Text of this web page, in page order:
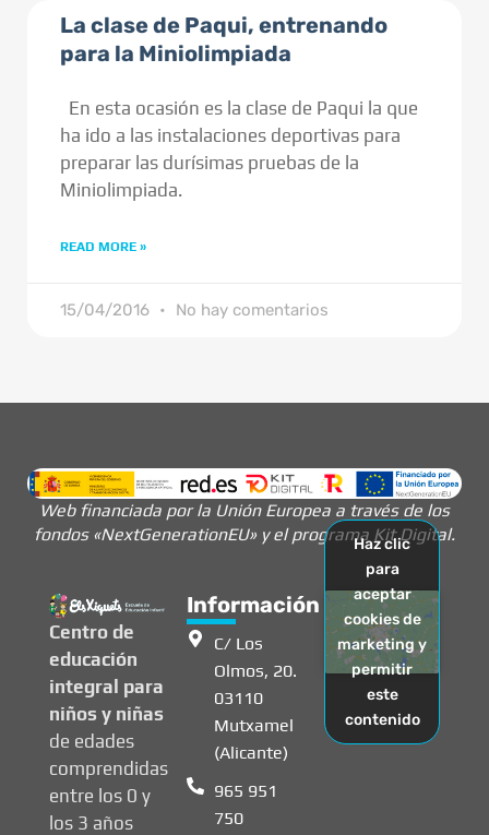
La clase de Paqui, entrenando
para la Miniolimpiada
En esta ocasión es la clase de Paqui la que
ha ido a las instalaciones deportivas para
preparar las durísimas pruebas de la
Miniolimpiada.
READ MORE »
15/04/2016 No hay comentarios
Web financiada por la Unión Europea a través de los
fondos «NextGenerationEU» y el programa Kit Digital.
Centro de
educación
integral para
niños y niñas
de edades
comprendidas
entre los 0 y
los 3 años
Información
C/ Los
Olmos, 20.
03110
Mutxamel
(Alicante)
965 951
750
Haz clic
para
aceptar
cookies de
marketing y
permitir
este
contenido